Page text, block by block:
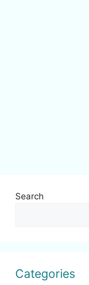
Search
Categories